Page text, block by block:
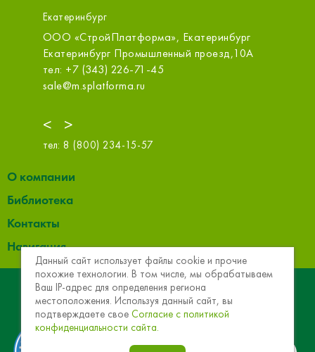
Екатеринбург
<
ООО ТЕРМЕКО, Торговый дом
Екатеринбург ул. Чистопольская, 6, лит. Б
тел: +7 (343) 263-77-66
termeko@termeko.su
>
тел: 8 (800) 234-15-57
О компании
Библиотека
Контакты
Навигация
© 2013 - 2026 Эковер. Базальтовая теплоизоляция и
звукоизоляция
Данный сайт использует файлы cookie и прочие
похожие технологии. В том числе, мы обрабатываем
Ваш IP-адрес для определения региона
местоположения. Используя данный сайт, вы
подтверждаете свое Согласие с политикой
конфиденциальности сайта.